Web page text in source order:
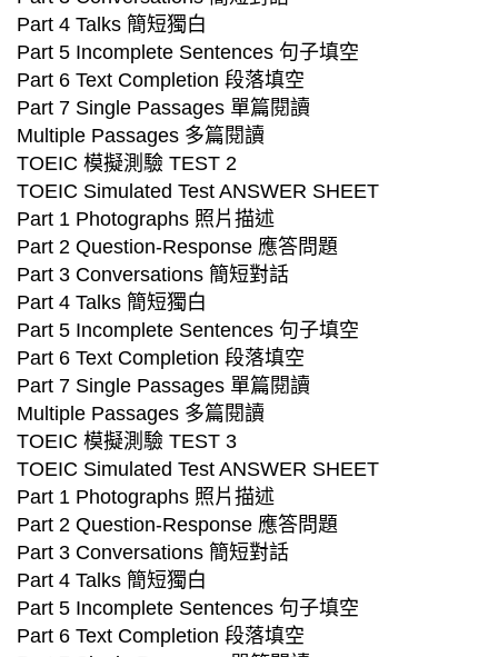
Part 4 Talks 簡短獨白
Part 5 Incomplete Sentences 句子填空
Part 6 Text Completion 段落填空
Part 7 Single Passages 單篇閱讀
Multiple Passages 多篇閱讀
TOEIC 模擬測驗 TEST 2
TOEIC Simulated Test ANSWER SHEET
Part 1 Photographs 照片描述
Part 2 Question-Response 應答問題
Part 3 Conversations 簡短對話
Part 4 Talks 簡短獨白
Part 5 Incomplete Sentences 句子填空
Part 6 Text Completion 段落填空
Part 7 Single Passages 單篇閱讀
Multiple Passages 多篇閱讀
TOEIC 模擬測驗 TEST 3
TOEIC Simulated Test ANSWER SHEET
Part 1 Photographs 照片描述
Part 2 Question-Response 應答問題
Part 3 Conversations 簡短對話
Part 4 Talks 簡短獨白
Part 5 Incomplete Sentences 句子填空
Part 6 Text Completion 段落填空